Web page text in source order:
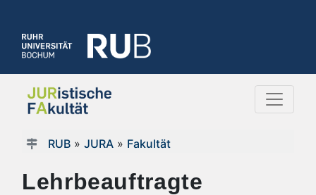
RUB» JURA» Fakultät
Lehrbeauftragte